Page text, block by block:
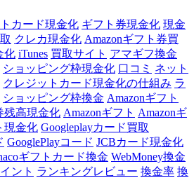
カード現金化 ギフト券現金化 現金
クレカ現金化 Amazonギフト券買
化 iTunes 買取サイト アマギフ換金
ショッピング枠現金化 口コミ ネット
クレジットカード現金化の仕組み ラ
ショッピング枠換金 Amazonギフト
残高現金化 Amazonギフト Amazonギ
現金化 Googleplayカード買取
GooglePlayコード JCBカード現金化
ギフトカード換金 WebMoney換金
ント ランキングレビュー 換金率 換